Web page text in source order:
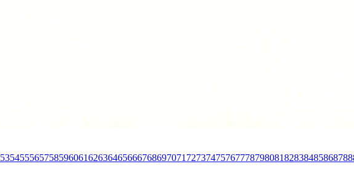
53545556575859606162636465666768697071 7273747576777879808182838485868788